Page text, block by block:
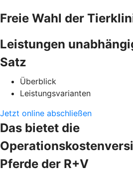
Freie Wahl der
Leistungen
Satz
Überblick
Leistungsvarianten
Jetzt online abschließen
Das bietet die
Pferde der R+V